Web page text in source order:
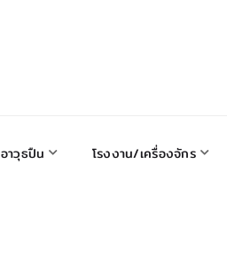
อาวุธปืน โรงงาน/เครื่องจักร